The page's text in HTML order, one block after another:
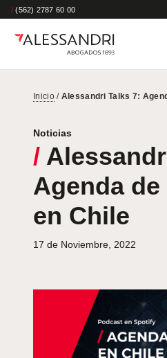
/ (562) 2787 60 00
Inicio/ Alessandri Talks 7:
Noticias
/
Agenda
en Chile
17 de Noviembre, 2022